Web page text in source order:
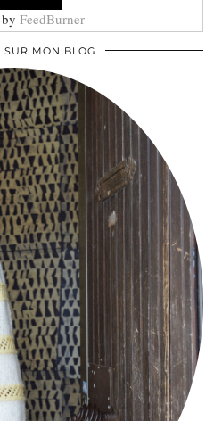
FeedBurner
SUR MON BLOG